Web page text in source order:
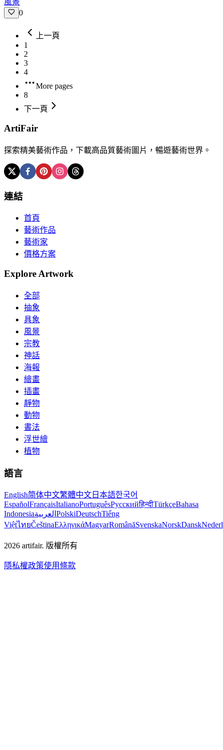
0
上一頁
1
2
3
4
More pages
8
下一頁
ArtiFair
探索精美藝術作品，下載高品質藝術圖片，暢遊藝術世界。
連結
首頁
藝術作品
藝術家
價格方案
Explore Artwork
全部
抽象
具象
風景
宗教
神話
海報
繪畫
插畫
靜物
動物
書法
浮世繪
植物
語言
English简体中文繁體中文 日本語한국어
EspañolFrançaisItalianoPortuguêsРусскийहिन्दीTürkçeBahasa
Indonesiaالعربية PolskiDeutschTiếng
ViệtไทยČeštinaΕλληνικάMagyarRomânăSvenskaNorskDansk
2026 artifair. 版權所有
隱私權政策使用條款